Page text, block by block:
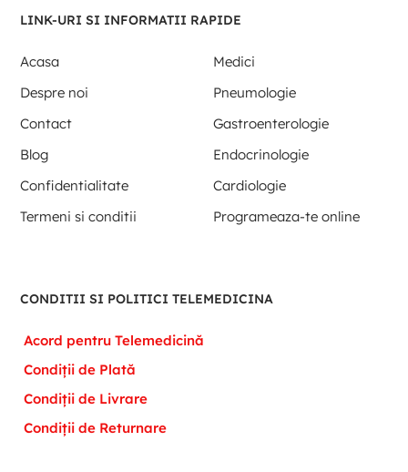
LINK-URI SI INFORMATII RAPIDE
Acasa
Medici
Despre noi
Pneumologie
Contact
Gastroenterologie
Blog
Endocrinologie
Confidentialitate
Cardiologie
Termeni si conditii
Programeaza-te online
CONDITII SI POLITICI TELEMEDICINA
Acord pentru Telemedicină
Condiții de Plată
Condiții de Livrare
Condiții de Returnare